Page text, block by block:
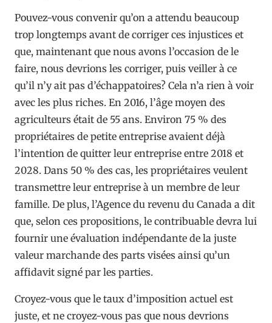
Pouvez-vous convenir qu’on a attendu beaucoup
trop longtemps avant de corriger ces injustices et
que, maintenant que nous avons l’occasion de le
faire, nous devrions les corriger, puis veiller à ce
qu’il n’y ait pas d’échappatoires? Cela n’a rien à voir
avec les plus riches. En 2016, l’âge moyen des
agriculteurs était de 55 ans. Environ 75 % des
propriétaires de petite entreprise avaient déjà
l’intention de quitter leur entreprise entre 2018 et
2028. Dans 50 % des cas, les propriétaires veulent
transmettre leur entreprise à un membre de leur
famille. De plus, l’Agence du revenu du Canada a dit
que, selon ces propositions, le contribuable devra lui
fournir une évaluation indépendante de la juste
valeur marchande des parts visées ainsi qu’un
affidavit signé par les parties.
Croyez-vous que le taux d’imposition actuel est
juste, et ne croyez-vous pas que nous devrions